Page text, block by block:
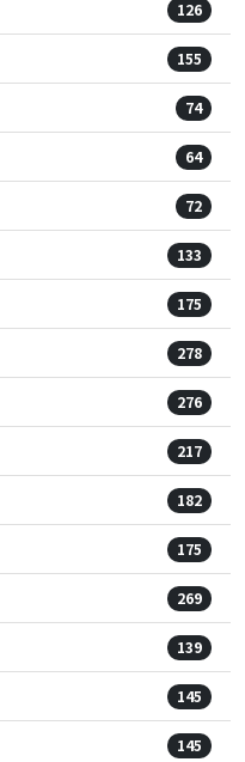
126
155
74
64
72
133
175
278
276
217
182
175
269
139
145
145